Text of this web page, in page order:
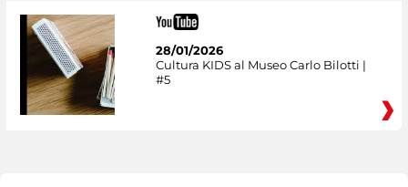
28/01/2026
Cultura KIDS al Museo Carlo Bilotti |
#5